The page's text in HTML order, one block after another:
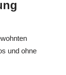
und ohne